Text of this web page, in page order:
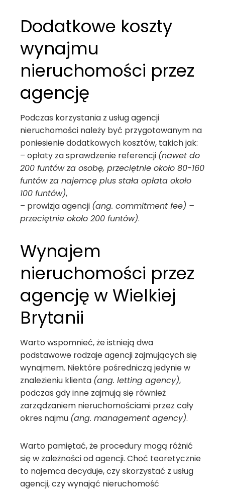
Dodatkowe koszty
wynajmu
nieruchomości przez
agencję
Podczas korzystania z usług agencji
nieruchomości należy być przygotowanym na
poniesienie dodatkowych kosztów, takich jak:
– opłaty za sprawdzenie referencji (nawet do
200 funtów za osobę, przeciętnie około 80-160
funtów za najemcę plus stała opłata około
100 funtów),
– prowizja agencji (ang. commitment fee) –
przeciętnie około 200 funtów).
Wynajem
nieruchomości przez
agencję w Wielkiej
Brytanii
Warto wspomnieć, że istnieją dwa
podstawowe rodzaje agencji zajmujących się
wynajmem. Niektóre pośredniczą jedynie w
znalezieniu klienta (ang. letting agency),
podczas gdy inne zajmują się również
zarządzaniem nieruchomościami przez cały
okres najmu (ang. management agency).
Warto pamiętać, że procedury mogą różnić
się w zależności od agencji. Choć teoretycznie
to najemca decyduje, czy skorzystać z usług
agencji, czy wynająć nieruchomość